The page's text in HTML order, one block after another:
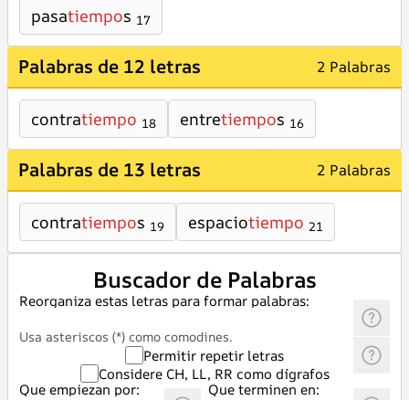
pasatiempos 17
Palabras de 12 letras 2 Palabras
contratiempo 18 entretiempos 16
Palabras de 13 letras 2 Palabras
contratiempos 19 espaciotiempo 21
Buscador de Palabras
Reorganiza estas letras para formar palabras:
Usa asteriscos (*) como comodines.
Permitir repetir letras
Considere CH, LL, RR como dígrafos
Que empiezan por:
Que terminen en: